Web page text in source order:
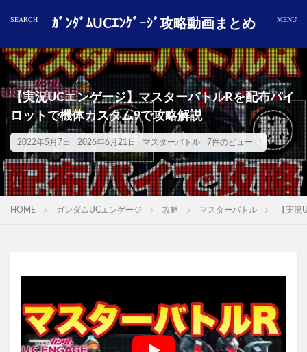
ｶﾞﾝﾀﾞﾑUCｴﾝｹﾞｰｼﾞ攻略動画まとめ
【実況UCエンゲージ】マスターバトルRを配布パイ
ロットで機体カスタム9で攻略解説
2022年5月7日 2026年6月21日 マスターバトル 7件のビュー
HOME ガンダムUCエンゲージ 攻略 マスターバトル 【実